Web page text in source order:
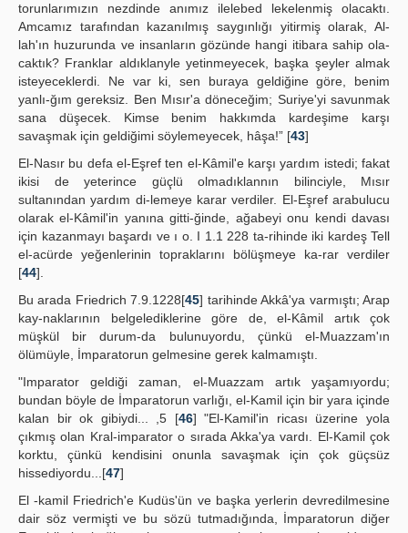
torunlarımızın nezdinde anımız ilelebed lekelenmiş olacaktı.
Amcamız tarafından kazanılmış saygınlığı yitirmiş olarak, Al-
lah'ın huzurunda ve insanların gözünde hangi itibara sahip ola-
caktık? Franklar aldıklanyle yetinmeyecek, başka şeyler almak
isteyeceklerdi. Ne var ki, sen buraya geldiğine göre, benim
yanlı-ğım gereksiz. Ben Mısır'a döneceğim; Suriye'yi savunmak
sana düşecek. Kimse benim hakkımda kardeşime karşı
savaşmak için geldiğimi söylemeyecek, hâşa!” [43]
El-Nasır bu defa el-Eşref ten el-Kâmil'e karşı yardım istedi; fakat
ikisi de yeterince güçlü olmadıklannın bilinciyle, Mısır
sultanından yardım di-lemeye karar verdiler. El-Eşref arabulucu
olarak el-Kâmil'in yanına gitti-ğinde, ağabeyi onu kendi davası
için kazanmayı başardı ve ı o. I 1.1 228 ta-rihinde iki kardeş Tell
el-acürde yeğenlerinin topraklarını bölüşmeye ka-rar verdiler
[44].
Bu arada Friedrich 7.9.1228[45] tarihinde Akkâ'ya varmıştı; Arap
kay-naklarının belgelediklerine göre de, el-Kâmil artık çok
müşkül bir durum-da bulunuyordu, çünkü el-Muazzam'ın
ölümüyle, İmparatorun gelmesine gerek kalmamıştı.
"Imparator geldiği zaman, el-Muazzam artık yaşamıyordu;
bundan böyle de İmparatorun varlığı, el-Kamil için bir yara içinde
kalan bir ok gibiydi... ,5 [46] "El-Kamil'in ricası üzerine yola
çıkmış olan Kral-imparator o sırada Akka'ya vardı. El-Kamil çok
korktu, çünkü kendisini onunla savaşmak için çok güçsüz
hissediyordu...[47]
El -kamil Friedrich'e Kudüs'ün ve başka yerlerin devredilmesine
dair söz vermişti ve bu sözü tutmadığında, İmparatorun diğer